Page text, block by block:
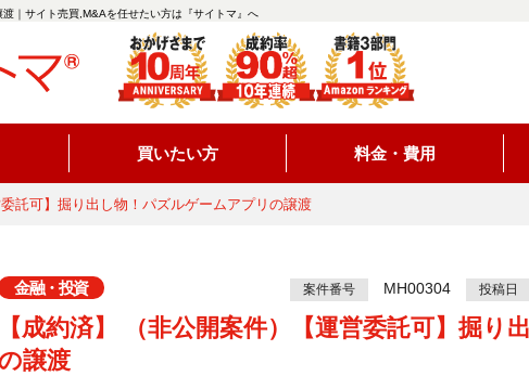
｜サイト売買,M&Aを任せたい方は『サイトマ』へ
買いたい方 料金・費用
委託可】掘り出し物！パズルゲームアプリの譲渡
金融・投資 案件番号 MH00304 投稿日
【成約済】 （非公開案件）【運営委託可】掘
譲渡